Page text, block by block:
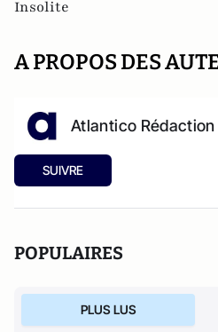
Insolite
A PROPOS DES
Atlantico Rédaction
SUIVRE
POPULAIRES
PLUS LUS